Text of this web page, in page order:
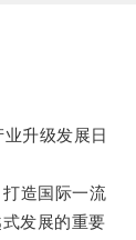
升级发展日
造国际一流
发展的重要